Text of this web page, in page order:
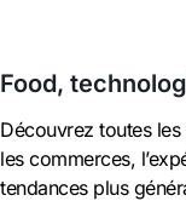
Food,
Découvrez toutes
les commerces,
tendances plus